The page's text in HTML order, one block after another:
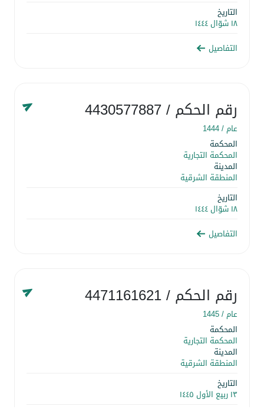
التاريخ
١٨ شوّال ١٤٤٤
التفاصيل
رقم الحكم/ 4430577887
عام /1444
المحكمة
المحكمة التجارية
المدينة
المنطقة الشرقية
التاريخ
١٨ شوّال ١٤٤٤
التفاصيل
رقم الحكم/ 4471161621
عام /1445
المحكمة
المحكمة التجارية
المدينة
المنطقة الشرقية
التاريخ
١٣ ربيع الأول ١٤٤٥